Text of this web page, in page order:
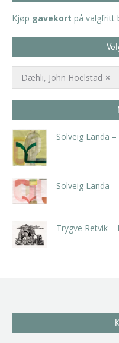
Kjøp gavekort på valgfritt
×
Dæhli, John Hoelstad
Solveig Landa
Solveig Landa
Trygve Retvik –